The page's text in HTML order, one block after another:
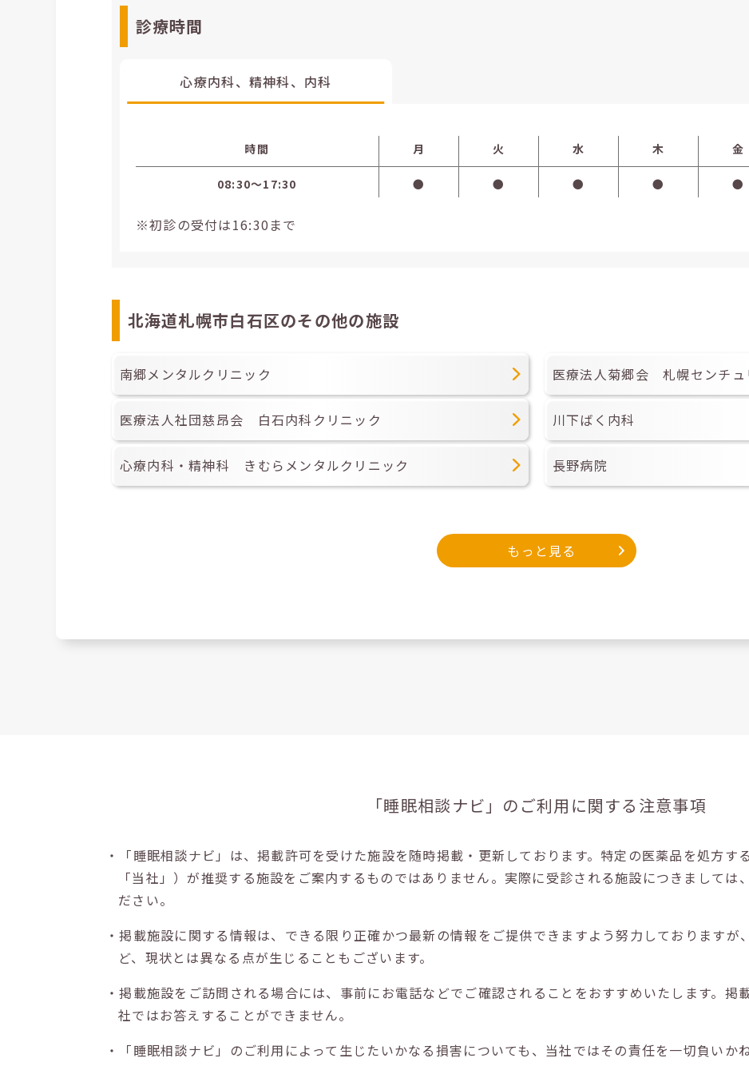
診療時間
心療内科、精神科、内科
時間 月 火 水 木 金
08:30〜17:30 ● ● ● ● ●
※初診の受付は16:30まで
北海道札幌市白石区のその他の施設
南郷メンタルクリニック 医療法人菊郷会 札幌センチュ
医療法人社団慈昂会 白石内科クリニック 川下ばく内科
心療内科・精神科 きむらメンタルクリニック 長野病院
もっと見る
「睡眠相談ナビ」の ご利用に関する注意事項
・「睡眠相談ナビ」は、掲載許可を受けた施設を随時掲載・更新しております。特定の医薬品を処方す
「当社」）が推奨する施設をご案内するものではありません。実際に受診される施設につきましては
ださい。
・掲載施設に関する情報は、できる限り正確かつ最新の情報をご提供できますよう努力しておりますが
ど、現状とは異なる点が生じることもございます。
・掲載施設をご訪問される場合には、事前にお電話などでご確認されることをおすすめいたします。掲
社ではお答えすることができません。
・「睡眠相談ナビ」のご利用によって生じたいかなる損害についても、当社ではその責任を一切負いか